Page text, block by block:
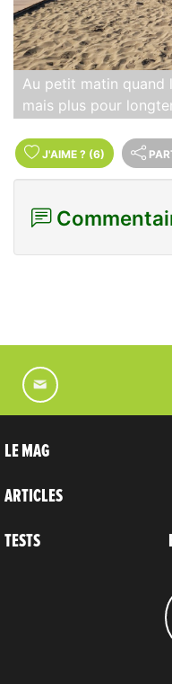
Au petit matin quand
mais plus pour
J'AIME ? (6)
LE MAG
ARTICLES
TESTS